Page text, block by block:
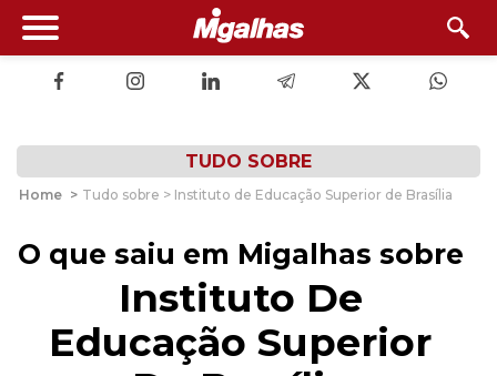
TUDO SOBRE
Home > Tudo sobre > Instituto de Educação Superior de Brasília
O que saiu em Migalhas sobre
Instituto De
Educação Superior